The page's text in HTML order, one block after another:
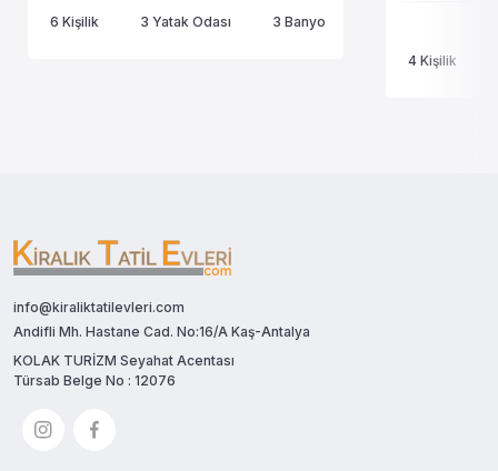
6 Kişilik 3 Yatak Odası 3 Banyo
4 Kişilik
info@kiraliktatilevleri.com
Andifli Mh. Hastane Cad. No:16/A Kaş-Antalya
KOLAK TURİZM Seyahat Acentası
Türsab Belge No : 12076